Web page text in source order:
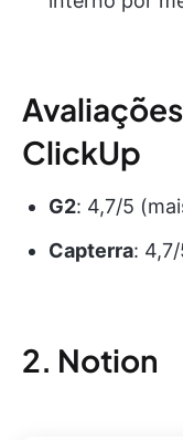
ClickUp
G2: 4,7/5
Capterra:
2. Notion